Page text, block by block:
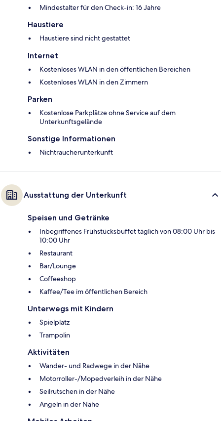
Mindestalter für den Check-in: 16 Jahre
Haustiere
Haustiere sind nicht gestattet
Internet
Kostenloses WLAN in den öffentlichen Bereichen
Kostenloses WLAN in den Zimmern
Parken
Kostenlose Parkplätze ohne Service auf dem
Unterkunftsgelände
Sonstige Informationen
Nichtraucherunterkunft
Ausstattung der Unterkunft
Speisen und Getränke
Inbegriffenes Frühstücksbuffet täglich von 08:00 Uhr bis
10:00 Uhr
Restaurant
Bar/Lounge
Coffeeshop
Kaffee/Tee im öffentlichen Bereich
Unterwegs mit Kindern
Spielplatz
Trampolin
Aktivitäten
Wander- und Radwege in der Nähe
Motorroller-/Mopedverleih in der Nähe
Seilrutschen in der Nähe
Angeln in der Nähe